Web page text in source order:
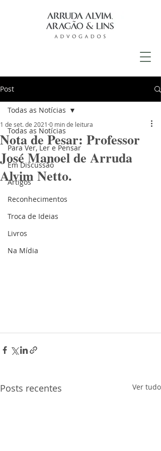
Post
Todas as Notícias
Para Ver, Ler e Pensar
Em Discussão
Artigos
Reconhecimentos
Troca de Ideias
Livros
Na Mídia
Todas as Notícias
Nota de Pesar: Professor
José Manoel de Arruda
Alvim Netto.
1 de set. de 2021 0 min de leitura
Posts recentes Ver tudo